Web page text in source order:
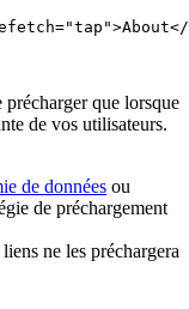
="tap ">About</
précharger que lorsque
de vos utilisateurs.
de données ou
de préchargement
ne les préchargera